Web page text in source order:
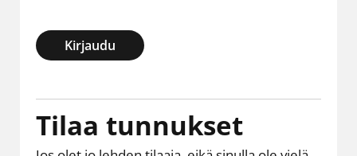
Kirjaudu
Tilaa tunnukset